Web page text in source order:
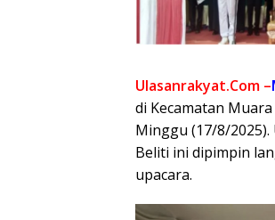
Ulasanrakyat.Com –
di Kecamatan
Minggu (17/8/
Beliti ini dipimpin
upacara.